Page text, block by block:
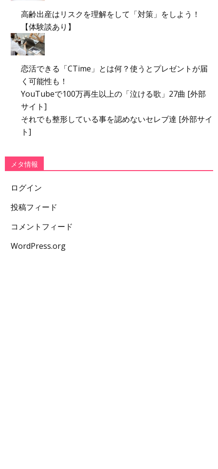
高齢出産はリスクを理解をして「対策」をしよう！
【体験談あり】
恋活できる「CTime」とは何？使うとプレゼントが届
く可能性も！
YouTubeで100万再生以上の「泣ける歌」27曲 [外部
サイト]
それでも整形している事を認めないセレブ達 [外部サイ
ト]
メタ情報
ログイン
投稿フィード
コメントフィード
WordPress.org